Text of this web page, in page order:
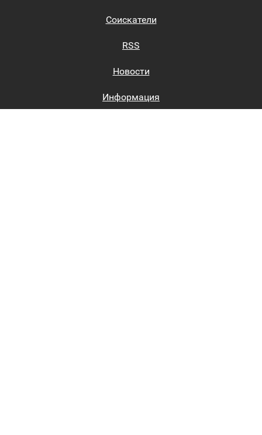
Соискатели
RSS
Новости
Информация